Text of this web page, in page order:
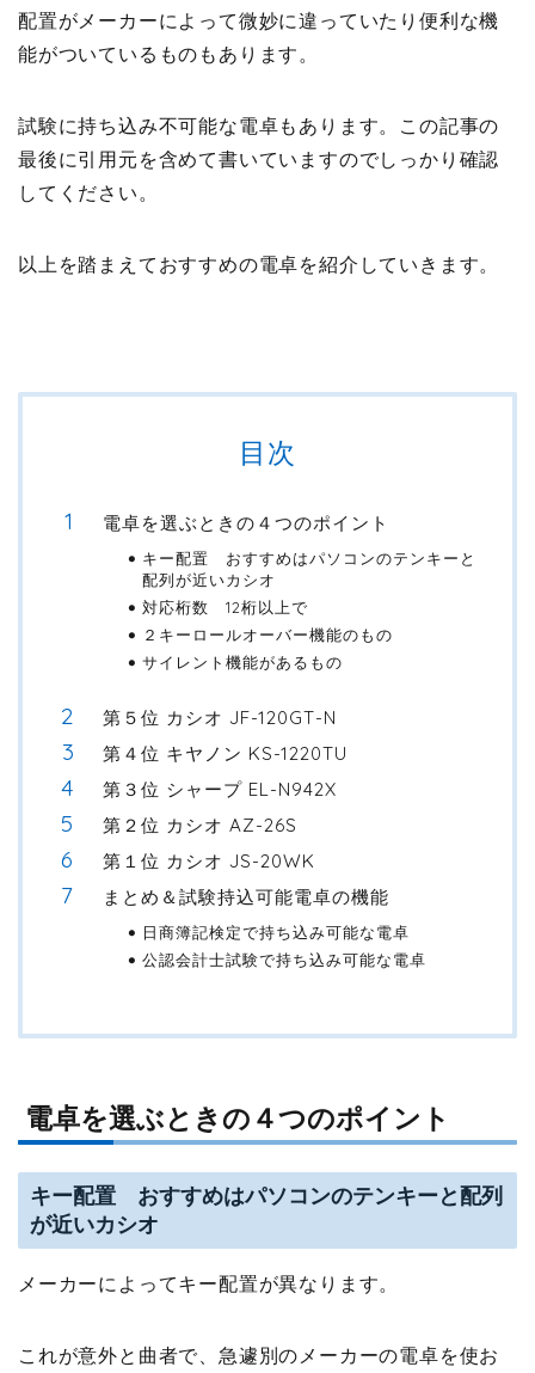
配置がメーカーによって微妙に違っていたり便利な機
能がついているものもあります。
試験に持ち込み不可能な電卓もあります。この記事の
最後に引用元を含めて書いていますのでしっかり確認
してください。
以上を踏まえておすすめの電卓を紹介していきます。
目次
電卓を選ぶときの４つのポイント
キー配置 おすすめはパソコンのテンキーと
配列が近いカシオ
対応桁数 12桁以上で
２キーロールオーバー機能のもの
サイレント機能があるもの
第５位 カシオ JF-120GT-N
第４位 キヤノン KS-1220TU
第３位 シャープ EL-N942X
第２位 カシオ AZ-26S
第１位 カシオ JS-20WK
まとめ＆試験持込可能電卓の機能
日商簿記検定で持ち込み可能な電卓
公認会計士試験で持ち込み可能な電卓
電卓を選ぶときの４つのポイント
キー配置 おすすめはパソコンのテンキーと配列
が近いカシオ
メーカーによってキー配置が異なります。
これが意外と曲者で、急遽別のメーカーの電卓を使お